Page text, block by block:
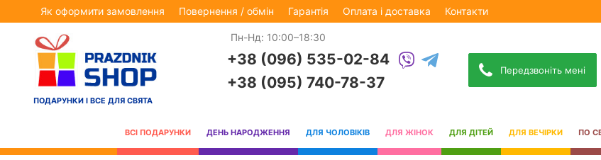
Як оформити замовлення Повернення / обмін Гарантія Оплата і доставка Контакти
ПОДАРУНКИ І ВСЕ ДЛЯ СВЯТА
Пн-Нд: 10:00–18:30
+38 (096) 535-02-84
+38 (095) 740-78-37
Передзвоніть мені
ВСІ ПОДАРУНКИ ДЕНЬ НАРОДЖЕННЯ ДЛЯ ЧОЛОВІКІВ ДЛЯ ЖІНОК ДЛЯ ДІТЕЙ ДЛЯ ВЕЧІРКИ ПО